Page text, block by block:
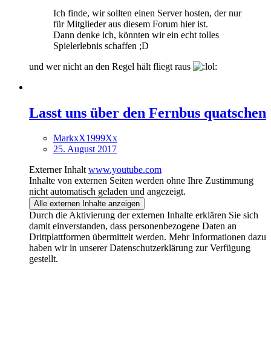
Ich finde, wir sollten einen Server hosten, der nur
für Mitglieder aus diesem Forum hier ist.
Dann denke ich, könnten wir ein echt tolles
Spielerlebnis schaffen ;D
und wer nicht an den Regel hält fliegt raus
Lasst uns über den Fernbus quatschen
MarkxX1999Xx
25. August 2017
Externer Inhalt www.youtube.com
Inhalte von externen Seiten werden ohne Ihre Zustimmung
nicht automatisch geladen und angezeigt.
Alle externen Inhalte anzeigen
Durch die Aktivierung der externen Inhalte erklären Sie sich
damit einverstanden, dass personenbezogene Daten an
Drittplattformen übermittelt werden. Mehr Informationen dazu
haben wir in unserer Datenschutzerklärung zur Verfügung
gestellt.